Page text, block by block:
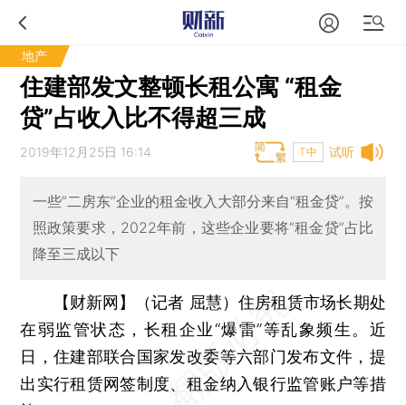
地产
住建部发文整顿长租公寓 “租金
贷”占收入比不得超三成
试听
2019年12月25日 16:14 T中
一些“二房东”企业的租金收入大部分来自“租金贷”。按
照政策要求，2022年前，这些企业要将“租金贷”占比
降至三成以下
【财新网】（记者 屈慧） 住房租赁市场长期处
在弱监管状态，长租企业“爆雷”等乱象频生。近
日，住建部联合国家发改委等六部门发布文件，提
出实行租赁网签制度、租金纳入银行监管账户等措